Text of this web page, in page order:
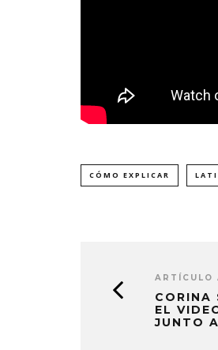
CÓMO EXPLICAR
ARTÍCULO
CORINA
EL
JUNTO